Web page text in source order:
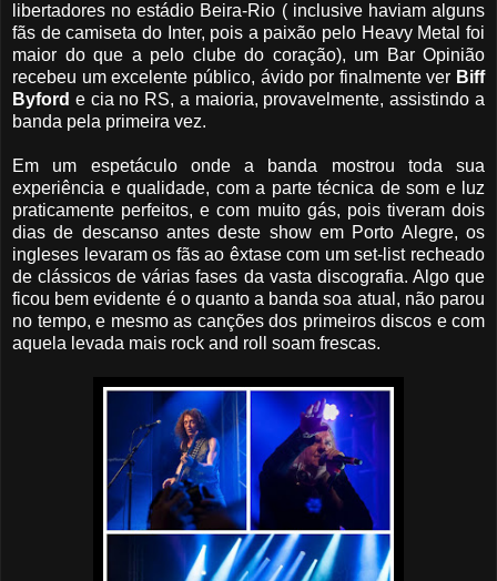
libertadores no estádio Beira-Rio ( inclusive haviam alguns
fãs de camiseta do Inter, pois a paixão pelo Heavy Metal foi
maior do que a pelo clube do coração), um Bar Opinião
recebeu um excelente público, ávido por finalmente ver Biff
Byford e cia no RS, a maioria, provavelmente, assistindo a
banda pela primeira vez.
Em um espetáculo onde a banda mostrou toda sua
experiência e qualidade, com a parte técnica de som e luz
praticamente perfeitos, e com muito gás, pois tiveram dois
dias de descanso antes deste show em Porto Alegre, os
ingleses levaram os fãs ao êxtase com um set-list recheado
de clássicos de várias fases da vasta discografia. Algo que
ficou bem evidente é o quanto a banda soa atual, não parou
no tempo, e mesmo as canções dos primeiros discos e com
aquela levada mais rock and roll soam frescas.